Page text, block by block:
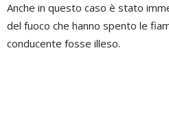
Anche in questo caso è stato
del fuoco che hanno spento le
conducente fosse illeso.